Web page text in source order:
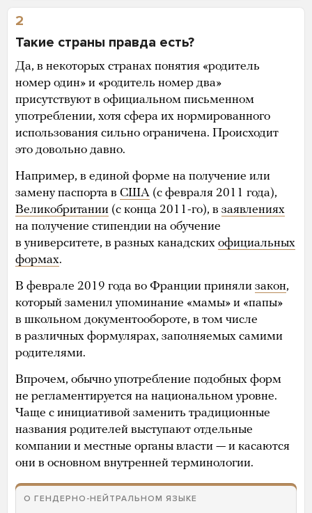
2
Такие страны правда есть?
Да, в некоторых странах понятия «родитель
номер один» и «родитель номер два»
присутствуют в официальном письменном
употреблении, хотя сфера их нормированного
использования сильно ограничена. Происходит
это довольно давно.
Например, в единой форме на получение или
замену паспорта в США (с февраля 2011 года),
Великобритании (с конца 2011-го), в заявлениях
на получение стипендии на обучение
в университете, в разных канадских официальных
формах.
В феврале 2019 года во Франции приняли закон,
который заменил упоминание «мамы» и «папы»
в школьном документообороте, в том числе
в различных формулярах, заполняемых самими
родителями.
Впрочем, обычно употребление подобных форм
не регламентируется на национальном уровне.
Чаще с инициативой заменить традиционные
названия родителей выступают отдельные
компании и местные органы власти — и касаются
они в основном внутренней терминологии.
О ГЕНДЕРНО-НЕЙТРАЛЬНОМ ЯЗЫКЕ